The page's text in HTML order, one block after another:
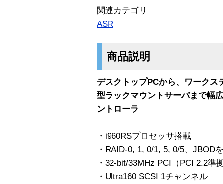
関連カテゴリ
ASR
商品説明
デスクトップPCから、ワークス
型ラックマウントサーバまで幅
ントローラ
・i960RSプロセッサ搭載
・RAID-0, 1, 0/1, 5, 0/5、JBOD
・32-bit/33MHz PCI（PCI 2.2準
・Ultra160 SCSI 1チャンネル